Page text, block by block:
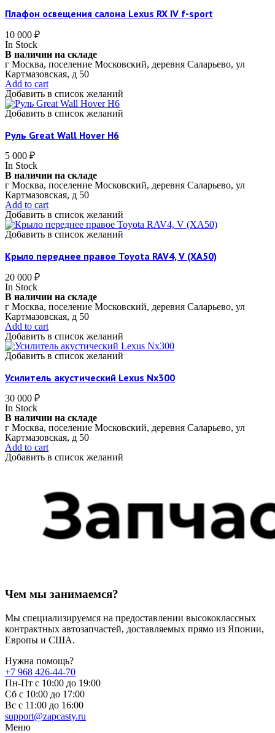
Плафон освещения салона Lexus RX IV f-sport
10 000 ₽
In Stock
В наличии на складе
г Москва, поселение Московский, деревня Саларьево, ул
Картмазовская, д 50
Add to cart
Добавить в список желаний
Добавить в список желаний
Руль Great Wall Hover H6
5 000 ₽
In Stock
В наличии на складе
г Москва, поселение Московский, деревня Саларьево, ул
Картмазовская, д 50
Add to cart
Добавить в список желаний
Добавить в список желаний
Крыло переднее правое Toyota RAV4, V (XA50)
20 000 ₽
In Stock
В наличии на складе
г Москва, поселение Московский, деревня Саларьево, ул
Картмазовская, д 50
Add to cart
Добавить в список желаний
Добавить в список желаний
Усилитель акустический Lexus Nx300
30 000 ₽
In Stock
В наличии на складе
г Москва, поселение Московский, деревня Саларьево, ул
Картмазовская, д 50
Add to cart
Добавить в список желаний
Чем мы занимаемся?
Мы специализируемся на предоставлении высококлассных
контрактных автозапчастей, доставляемых прямо из Японии,
Европы и США.
Нужна помощь?
+7 968 426-44-70
Пн-Пт с 10:00 до 19:00
Сб с 10:00 до 17:00
Вс c 11:00 до 16:00
support@zapcasty.ru
Меню